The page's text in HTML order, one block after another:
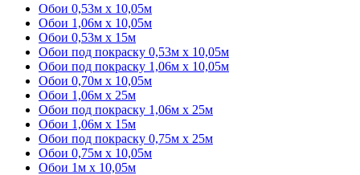
Обои 0,53м x 10,05м
Обои 1,06м х 10,05м
Обои 0,53м x 15м
Обои под покраску 0,53м x 10,05м
Обои под покраску 1,06м х 10,05м
Обои 0,70м x 10,05м
Обои 1,06м x 25м
Обои под покраску 1,06м x 25м
Обои 1,06м x 15м
Обои под покраску 0,75м x 25м
Обои 0,75м x 10,05м
Обои 1м х 10,05м